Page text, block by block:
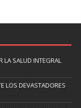
LA SALUD INTEGRAL
LOS DEVASTADORES